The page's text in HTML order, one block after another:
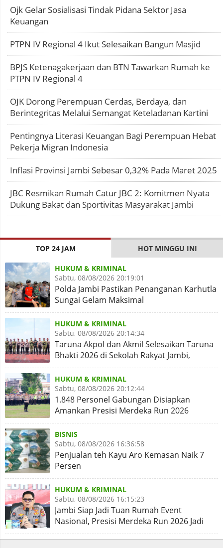
Ojk Gelar Sosialisasi Tindak Pidana Sektor Jasa
Keuangan
PTPN IV Regional 4 Ikut Selesaikan Bangun Masjid
BPJS Ketenagakerjaan dan BTN Tawarkan Rumah ke
PTPN IV Regional 4
OJK Dorong Perempuan Cerdas, Berdaya, dan
Berintegritas Melalui Semangat Keteladanan Kartini
Pentingnya Literasi Keuangan Bagi Perempuan Hebat
Pekerja Migran Indonesia
Inflasi Provinsi Jambi Sebesar 0,32% Pada Maret 2025
JBC Resmikan Rumah Catur JBC 2: Komitmen Nyata
Dukung Bakat dan Sportivitas Masyarakat Jambi
TOP 24 JAM HOT MINGGU INI
HUKUM & KRIMINAL
Sabtu, 08/08/2026 20:19:01
Polda Jambi Pastikan Penanganan Karhutla
Sungai Gelam Maksimal
HUKUM & KRIMINAL
Sabtu, 08/08/2026 20:14:34
Taruna Akpol dan Akmil Selesaikan Taruna
Bhakti 2026 di Sekolah Rakyat Jambi,
Kegiatan Aman Lancar
HUKUM & KRIMINAL
Sabtu, 08/08/2026 20:12:44
1.848 Personel Gabungan Disiapkan
Amankan Presisi Merdeka Run 2026
BISNIS
Sabtu, 08/08/2026 16:36:58
Penjualan teh Kayu Aro Kemasan Naik 7
Persen
HUKUM & KRIMINAL
Sabtu, 08/08/2026 16:15:23
Jambi Siap Jadi Tuan Rumah Event
Nasional, Presisi Merdeka Run 2026 Jadi
Momentum Pembuktian